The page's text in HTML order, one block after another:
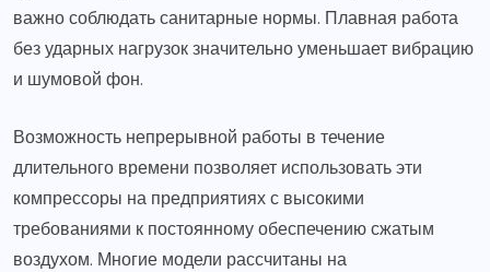
важно соблюдать санитарные нормы. Плавная работа
без ударных нагрузок значительно уменьшает вибрацию
и шумовой фон.
Возможность непрерывной работы в течение
длительного времени позволяет использовать эти
компрессоры на предприятиях с высокими
требованиями к постоянному обеспечению сжатым
воздухом. Многие модели рассчитаны на